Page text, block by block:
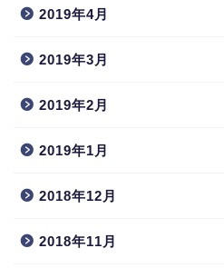
2019年4月
2019年3月
2019年2月
2019年1月
2018年12月
2018年11月